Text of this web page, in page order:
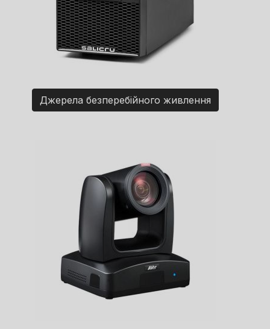
Джерела безперебійного живлення